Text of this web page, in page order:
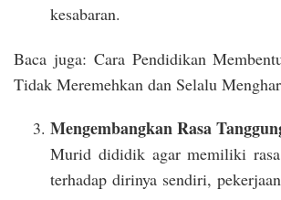
kesabaran.
Baca juga: Cara Pendidikan
Tidak Meremehkan dan Selalu
Mengembangkan Rasa
Murid dididik agar memiliki
terhadap dirinya sendiri,